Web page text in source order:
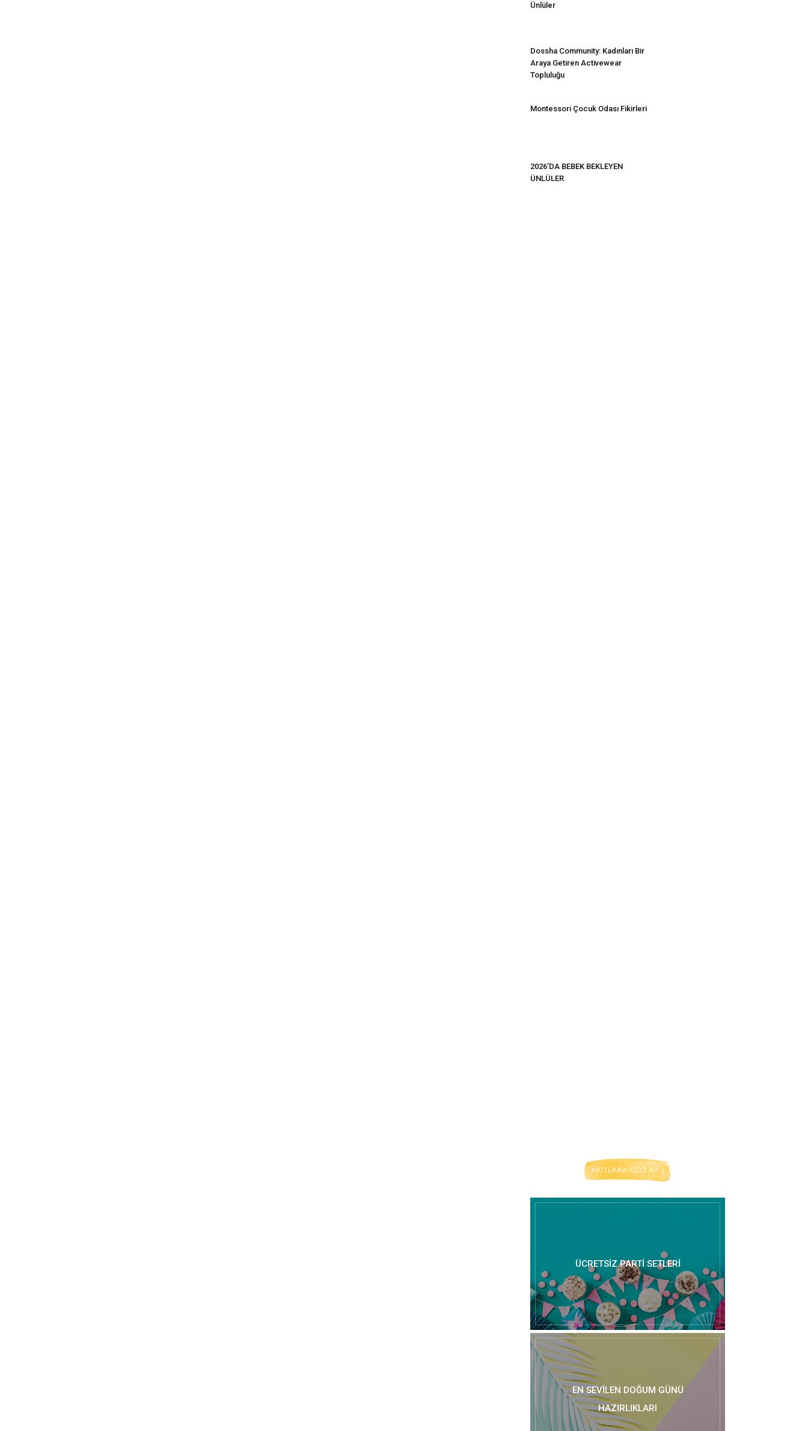
Ünlüler
Dossha Community: Kadınları Bir
Araya Getiren Activewear
Topluluğu
Montessori Çocuk Odası Fikirleri
2026’DA BEBEK BEKLEYEN
ÜNLÜLER
MUTLAKA GÖZ AT :)
ÜCRETSIZ PARTI SETLERI
EN SEVILEN DOĞUM GÜNÜ
HAZIRLIKLARI